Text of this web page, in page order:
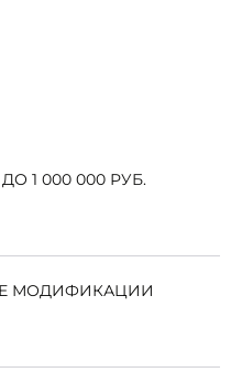
1 000 000 РУБ.
МОДИФИКАЦИИ